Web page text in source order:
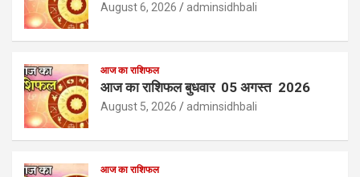
August 6, 2026 adminsidhbali
आज का राशिफल
आज का राशिफल बुधवार 05 अगस्त 2026
August 5, 2026 adminsidhbali
आज का राशिफल